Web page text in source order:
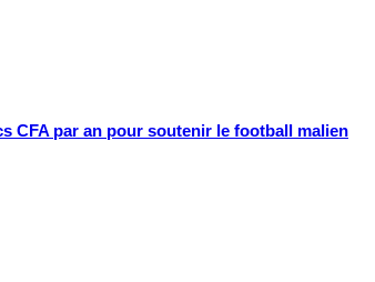
CFA par an pour soutenir le football malien